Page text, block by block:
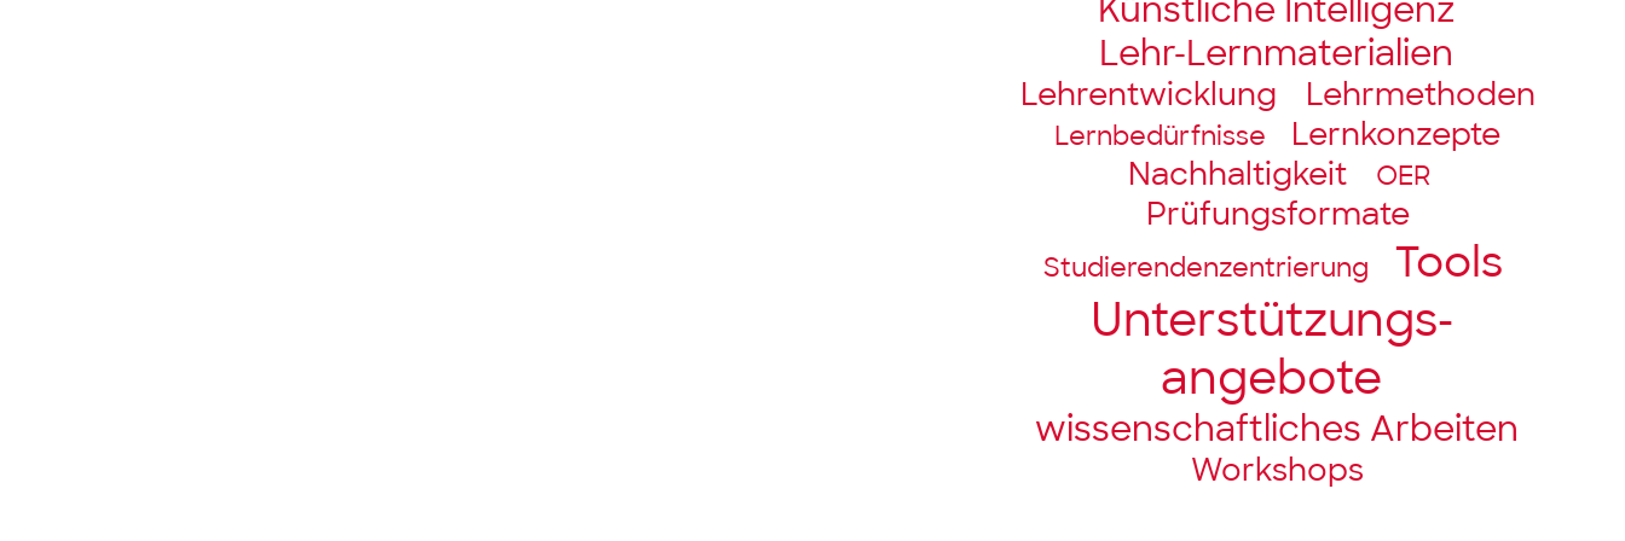
Künstliche Intelligenz
Lehr-Lernmaterialien
Lehrentwicklung Lehrmethoden
Lernbedürfnisse
Lernkonzepte
Nachhaltigkeit
OER
Prüfungsformate
Studierendenzentrierung Tools
Unter­stützungs­­
angebote
wissenschaft­liches Arbeiten
Workshops